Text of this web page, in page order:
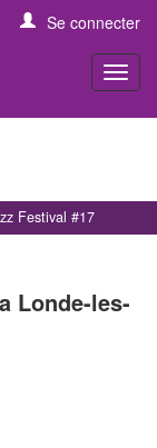
Se connecter
Festival #17
Londe-les-